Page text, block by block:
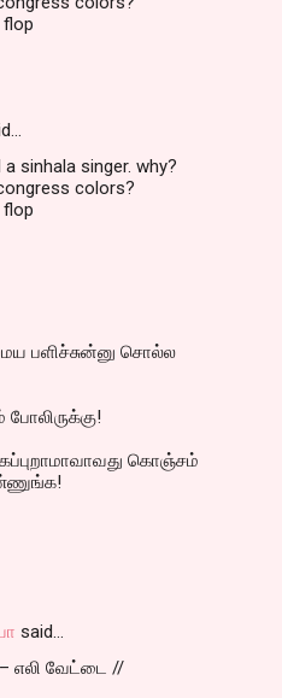
sinhala singer. why?
colors?
பளிச்சுன்னு சொல்ல
போலிருக்கு!
கொஞ்சம்
said…
எலி வேட்டை //